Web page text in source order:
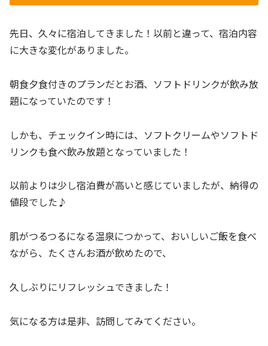
先日、久々に宿泊してきました！以前と違って、宿泊内容
に大きな変化がありました。
朝食夕食付きのプランだとお酒、ソフトドリンクが飲み放
題になっていたのです！
しかも、チェックイン時には、ソフトクリームやソフトド
リンクも食べ飲み放題となっていました！
以前よりは少し宿泊費が高いと感じていましたが、納得の
値段でした♪
肌がつるつるになる温泉につかって、おいしいご飯を食べ
ながら、たくさんお酒が飲めたので、
久しぶりにリフレッシュできました！
気になる方は是非、訪問してみてください。